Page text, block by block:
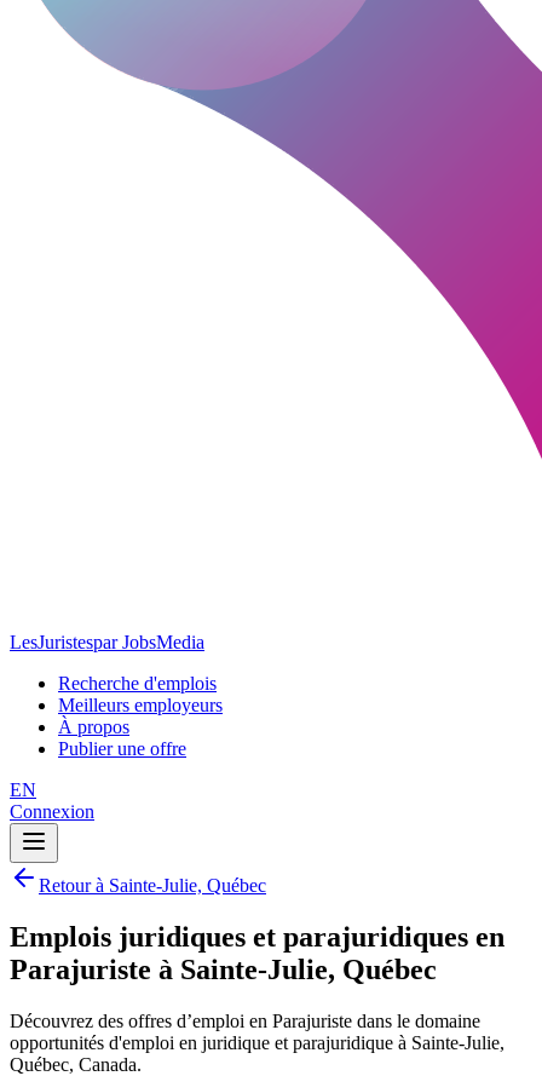
LesJuristespar JobsMedia
Recherche d'emplois
Meilleurs employeurs
À propos
Publier une offre
EN
Connexion
Retour à Sainte-Julie, Québec
Emplois juridiques et parajuridiques en
Parajuriste à Sainte-Julie, Québec
Découvrez des offres d’emploi en Parajuriste dans le domaine
opportunités d'emploi en juridique et parajuridique à Sainte-Julie,
Québec, Canada.